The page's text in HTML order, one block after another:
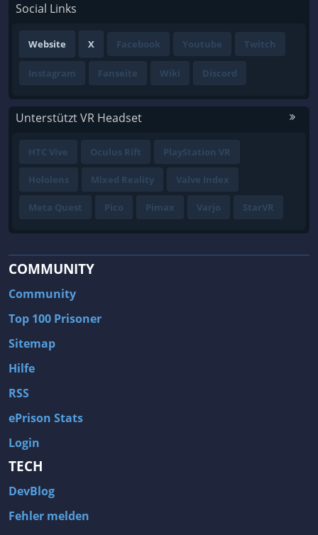
Social Links
Website X Facebook Youtube Twitch
Instagram Fanseite Wiki Discord
Unterstützt VR Headset
HTC Vive Oculus Rift PlayStation VR
Hololens Mixed Reality Valve Index
Meta Quest Pico Pimax Varjo StarVR
COMMUNITY
Community
Top 100 Prisoner
Sitemap
Hilfe
RSS
ePrison Stats
Login
TECH
DevBlog
Fehler melden